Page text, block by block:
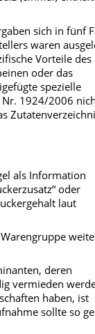
sich in fünf
waren
Vorteile des
oder das
spezielle
Nr. 1924/2006
als Information
oder
laut
deren
vermieden
haben, ist
sollte so